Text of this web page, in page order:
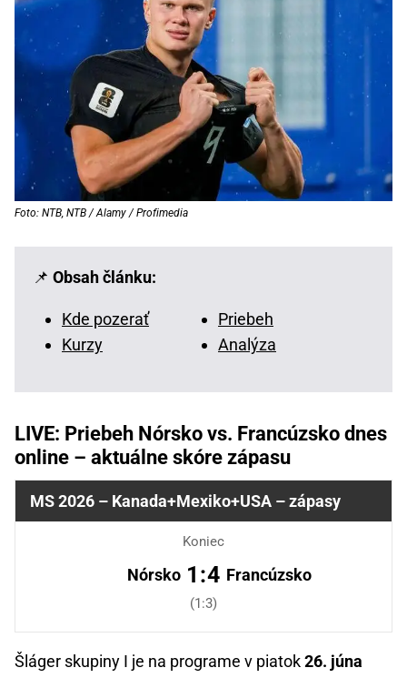
Foto: NTB, NTB / Alamy / Profimedia
📌 Obsah článku:
Kde pozerať
Priebeh
Kurzy
Analýza
LIVE: Priebeh Nórsko vs. Francúzsko dnes
online – aktuálne skóre zápasu
MS 2026 – Kanada+Mexiko+USA – zápasy
Koniec
Nórsko 1:4 Francúzsko
(1:3)
Šláger skupiny I je na programe v piatok26. júna